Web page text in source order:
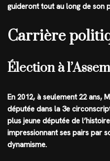
guideront tout au long de son
Carrière
Élection à
En 2012, à seulement 22 ans,
députée dans la 3e
plus jeune députée de
impressionnant ses pairs par
dynamisme.